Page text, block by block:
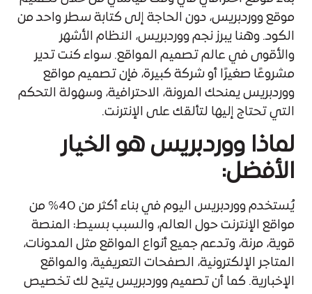
موقع ووردبريس، دون الحاجة إلى كتابة سطر واحد من
الكود. وهنا يبرز نجم ووردبريس، النظام الأشهر
والأقوى في عالم تصميم المواقع. سواء كنت تدير
مشروعًا صغيرًا أو شركة كبيرة، فإن تصميم مواقع
ووردبريس يمنحك المرونة، الاحترافية، وسهولة التحكم
التي تحتاج إليها لتألقك على الإنترنت.
لماذا ووردبريس هو الخيار
الأفضل:
يُستخدم ووردبريس اليوم في بناء أكثر من 40% من
مواقع الإنترنت حول العالم، والسبب بسيط: المنصة
قوية، مرنة، وتدعم جميع أنواع المواقع مثل المدونات،
المتاجر الإلكترونية، الصفحات التعريفية، والمواقع
الإخبارية. كما أن تصميم ووردبريس يتيح لك تخصيص